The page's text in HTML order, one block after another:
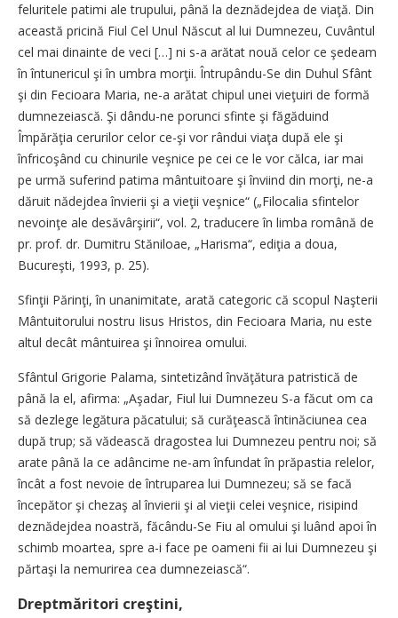
feluritele patimi ale trupului, până la deznădejdea de viaţă. Din
această pricină Fiul Cel Unul Născut al lui Dumnezeu, Cuvântul
cel mai dinainte de veci […] ni s-a arătat nouă celor ce şedeam
în întunericul şi în umbra morţii. Întrupându-Se din Duhul Sfânt
şi din Fecioara Maria, ne-a arătat chipul unei vieţuiri de formă
dumnezeiască. Şi dându-ne porunci sfinte şi făgăduind
Împărăţia cerurilor celor ce-şi vor rândui viaţa după ele şi
înfricoşând cu chinurile veşnice pe cei ce le vor călca, iar mai
pe urmă suferind patima mântuitoare şi înviind din morţi, ne-a
dăruit nădejdea învierii şi a vieţii veşnice“ („Filocalia sfintelor
nevoinţe ale desăvârşirii“, vol. 2, traducere în limba română de
pr. prof. dr. Dumitru Stăniloae, „Harisma“, ediţia a doua,
Bucureşti, 1993, p. 25).
Sfinţii Părinţi, în unanimitate, arată categoric că scopul Naşterii
Mântuitorului nostru Iisus Hristos, din Fecioara Maria, nu este
altul decât mântuirea şi înnoirea omului.
Sfântul Grigorie Palama, sintetizând învăţătura patristică de
până la el, afirma: „Aşadar, Fiul lui Dumnezeu S-a făcut om ca
să dezlege legătura păcatului; să curăţească întinăciunea cea
după trup; să vădească dragostea lui Dumnezeu pentru noi; să
arate până la ce adâncime ne-am înfundat în prăpastia relelor,
încât a fost nevoie de întruparea lui Dumnezeu; să se facă
începător şi chezaş al învierii şi al vieţii celei veşnice, risipind
deznădejdea noastră, făcându-Se Fiu al omului şi luând apoi în
schimb moartea, spre a-i face pe oameni fii ai lui Dumnezeu şi
părtaşi la nemurirea cea dumnezeiască“.
Dreptmăritori creştini,